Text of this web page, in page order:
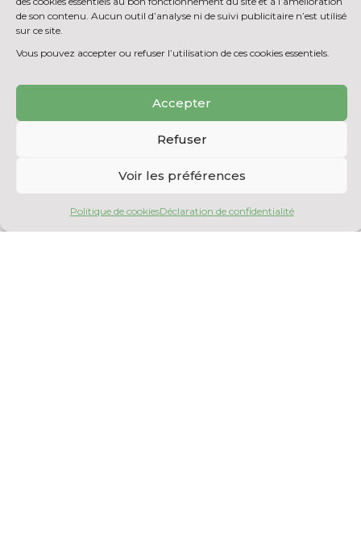
de son contenu. Aucun outil d’analyse ni de suivi publicitaire n’est utilisé
sur ce site.
Vous pouvez accepter ou refuser l’utilisation de ces cookies essentiels.
Accepter
Refuser
Voir les préférences
Politique de cookiesDéclaration de confidentialité
médias où il a su conjuguer créativité,
rigueur et sens stratégique. Il a par la suite
œuvré à son compte pendant près de 15
secteurs très variés tant au Canada qu’en
Afrique. Il a piloté des mandats complexes à
fort impact dans des domaines variés tels
que : secteur pétrolier, chaîne
restauration.